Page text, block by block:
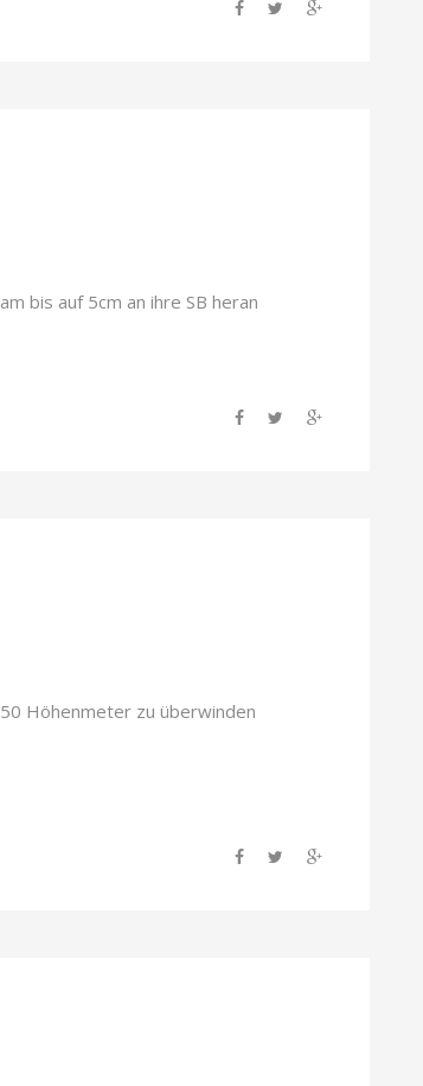
bis auf 5cm an ihre SB heran
Höhenmeter zu überwinden